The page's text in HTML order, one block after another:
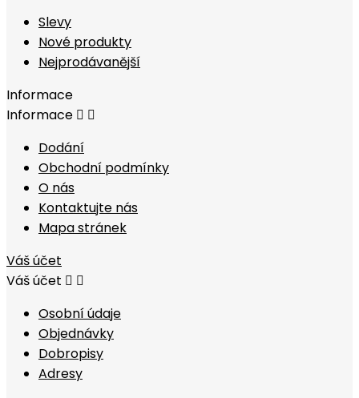
Slevy
Nové produkty
Nejprodávanější
Informace
Informace  
Dodání
Obchodní podmínky
O nás
Kontaktujte nás
Mapa stránek
Váš účet
Váš účet  
Osobní údaje
Objednávky
Dobropisy
Adresy